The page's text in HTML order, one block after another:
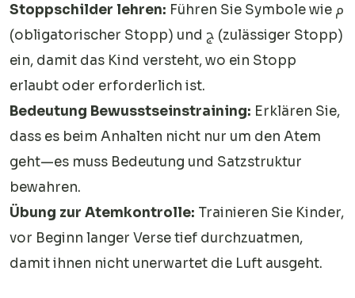
Stoppschilder lehren: Führen Sie Symbole wie م
(obligatorischer Stopp) und ج (zulässiger Stopp)
ein, damit das Kind versteht, wo ein Stopp
erlaubt oder erforderlich ist.
Bedeutung Bewusstseinstraining: Erklären Sie,
dass es beim Anhalten nicht nur um den Atem
geht—es muss Bedeutung und Satzstruktur
bewahren.
Übung zur Atemkontrolle: Trainieren Sie Kinder,
vor Beginn langer Verse tief durchzuatmen,
damit ihnen nicht unerwartet die Luft ausgeht.